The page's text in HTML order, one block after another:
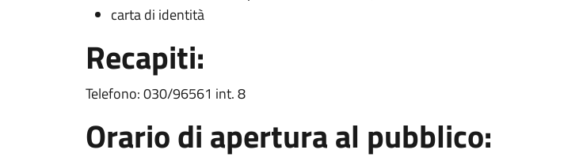
carta di identità
Recapiti:
Telefono: 030/96561 int. 8
Orario di apertura al pubblico: